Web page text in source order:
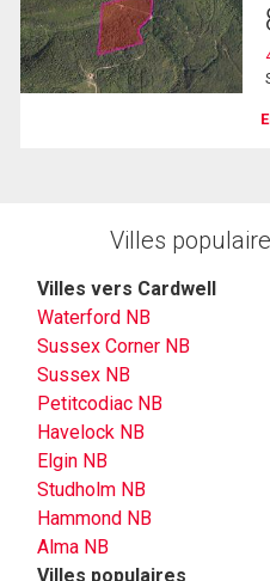
Villes
Villes vers Cardwell
Waterford NB
Sussex Corner NB
Sussex NB
Petitcodiac NB
Havelock NB
Elgin NB
Studholm NB
Hammond NB
Alma NB
Villes populaires